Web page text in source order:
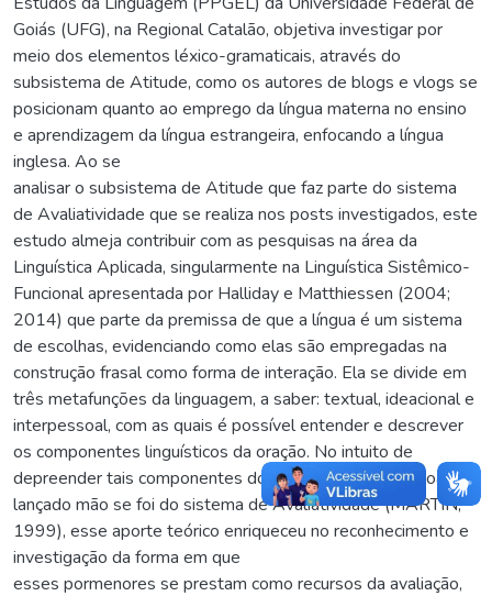
Goiás (UFG), na Regional Catalão, objetiva investigar por
meio dos elementos léxico-gramaticais, através do
subsistema de Atitude, como os autores de blogs e vlogs se
posicionam quanto ao emprego da língua materna no ensino
e aprendizagem da língua estrangeira, enfocando a língua
inglesa. Ao se
analisar o subsistema de Atitude que faz parte do sistema
de Avaliatividade que se realiza nos posts investigados, este
estudo almeja contribuir com as pesquisas na área da
Linguística Aplicada, singularmente na Linguística Sistêmico-
Funcional apresentada por Halliday e Matthiessen (2004;
2014) que parte da premissa de que a língua é um sistema
de escolhas, evidenciando como elas são empregadas na
construção frasal como forma de interação. Ela se divide em
três metafunções da linguagem, a saber: textual, ideacional e
interpessoal, com as quais é possível entender e descrever
os componentes linguísticos da oração. No intuito de
depreender tais componentes dos aspectos interpessoais
lançado mão se foi do sistema de Avaliatividade (MARTIN,
1999), esse aporte teórico enriqueceu no reconhecimento e
investigação da forma em que
esses pormenores se prestam como recursos da avaliação,